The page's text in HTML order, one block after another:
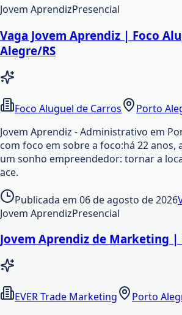
Jovem AprendizPresencial
Vaga Jovem Aprendiz | Foco
Alegre/RS
Foco Aluguel de Carros
Porto
Jovem Aprendiz - Administrativo em
com foco em sobre a foco:há 22 anos,
um sonho empreendedor: tornar a
ace.
Publicada em 06 de agosto de 2026
Jovem AprendizPresencial
Jovem Aprendiz de Marketing |
EVER Trade Marketing
Porto